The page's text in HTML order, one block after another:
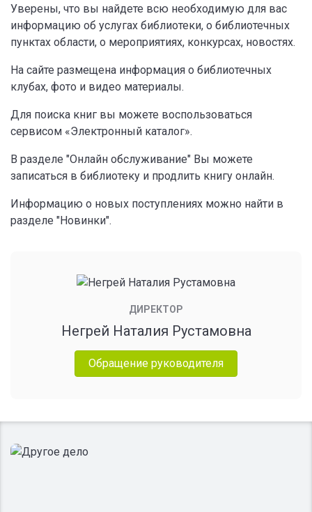
Уверены, что вы найдете всю необходимую для вас
информацию об услугах библиотеки, о библиотечных
пунктах области, о мероприятиях, конкурсах, новостях.
На сайте размещена информация о библиотечных
клубах, фото и видео материалы.
Для поиска книг вы можете воспользоваться
сервисом «Электронный каталог».
В разделе "Онлайн обслуживание" Вы можете
записаться в библиотеку и продлить книгу онлайн.
Информацию о новых поступлениях можно найти в
разделе "Новинки".
ДИРЕКТОР
Негрей Наталия Рустамовна
Обращение руководителя